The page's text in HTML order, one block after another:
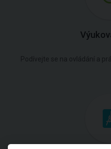
Podívejte se na ovládání a